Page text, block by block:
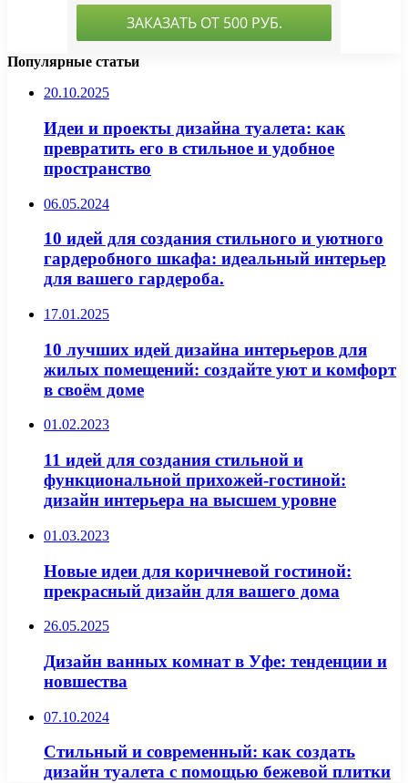
Популярные статьи
20.10.2025
Идеи и проекты дизайна туалета: как
превратить его в стильное и удобное
пространство
06.05.2024
10 идей для создания стильного и уютного
гардеробного шкафа: идеальный интерьер
для вашего гардероба.
17.01.2025
10 лучших идей дизайна интерьеров для
жилых помещений: создайте уют и комфорт
в своём доме
01.02.2023
11 идей для создания стильной и
функциональной прихожей-гостиной:
дизайн интерьера на высшем уровне
01.03.2023
Новые идеи для коричневой гостиной:
прекрасный дизайн для вашего дома
26.05.2025
Дизайн ванных комнат в Уфе: тенденции и
новшества
07.10.2024
Стильный и современный: как создать
дизайн туалета с помощью бежевой плитки